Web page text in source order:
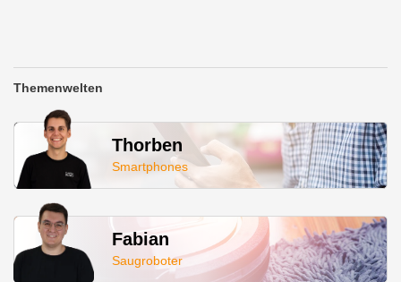
Themenwelten
Thorben
Smartphones
Fabian
Saugroboter